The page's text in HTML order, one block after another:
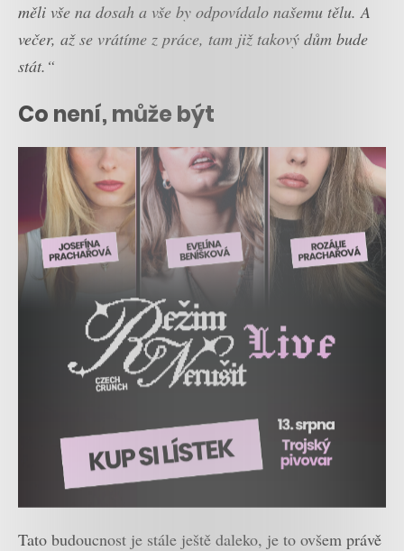
měli vše na dosah a vše by odpovídalo našemu tělu. A
večer, až se vrátíme z práce, tam již takový dům bude
stát.“
Co není, může být
Tato budoucnost je stále ještě daleko, je to ovšem právě